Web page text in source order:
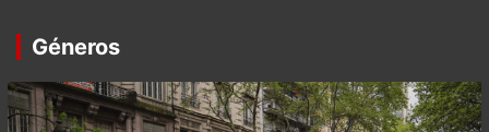
Géneros